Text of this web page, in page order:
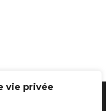
vie privée